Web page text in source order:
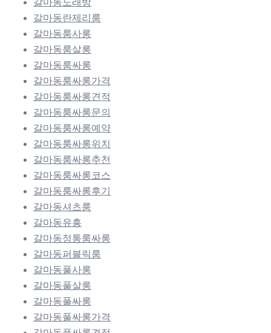
갈마동란제리룸
갈마동룸사롱
갈마동룸살롱
갈마동룸싸롱
갈마동룸싸롱가격
갈마동룸싸롱견적
갈마동룸싸롱문의
갈마동룸싸롱예약
갈마동룸싸롱위치
갈마동룸싸롱추천
갈마동룸싸롱코스
갈마동룸싸롱후기
갈마동셔츠룸
갈마동유흥
갈마동정통룸싸롱
갈마동퍼블릭룸
갈마동풀사롱
갈마동풀살롱
갈마동풀싸롱
갈마동풀싸롱가격